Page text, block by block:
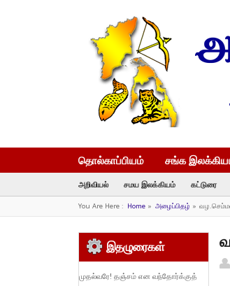
தொல்காப்பியம் சங்க
அறிவியல் சமய இலக்கியம் கட்டுரை
You Are Here : Home» அழைப்பிதழ் »
இதழுரைகள்
முதல்வரே! தஞ்சம் என வந்தோர்க்குத்